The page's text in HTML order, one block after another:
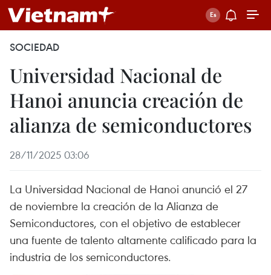
SOCIEDAD
Universidad Nacional de
Hanoi anuncia creación de
alianza de semiconductores
28/11/2025 03:06
La Universidad Nacional de Hanoi anunció el 27
de noviembre la creación de la Alianza de
Semiconductores, con el objetivo de establecer
una fuente de talento altamente calificado para la
industria de los semiconductores.